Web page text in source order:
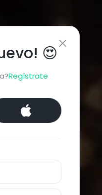
😍
Regístrate